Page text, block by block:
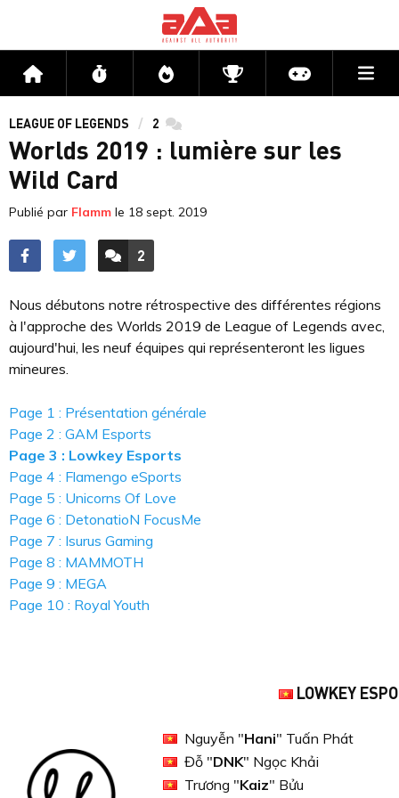
Accueil Flux Directs CompétitionsActu jeux
LEAGUE OF LEGENDS 2 commentaires
Worlds 2019 : lumière sur les
Wild Card
Publié par Flamm le 18 sept. 2019
ACCÉDER AUX
2
COMMENTAIRES
Nous débutons notre rétrospective des différentes régions
à l'approche des Worlds 2019 de League of Legends avec,
aujourd'hui, les neuf équipes qui représenteront les ligues
mineures.
Page 1 : Présentation générale
Page 2 : GAM Esports
Page 3 : Lowkey Esports
Page 4 : Flamengo eSports
Page 5 : Unicorns Of Love
Page 6 : DetonatioN FocusMe
Page 7 : Isurus Gaming
Page 8 : MAMMOTH
Page 9 : MEGA
Page 10 : Royal Youth
LOWKEY
Nguyễn "Hani" Tuấn Phát
Đỗ "DNK" Ngọc Khải
Trương "Kaiz" Bửu